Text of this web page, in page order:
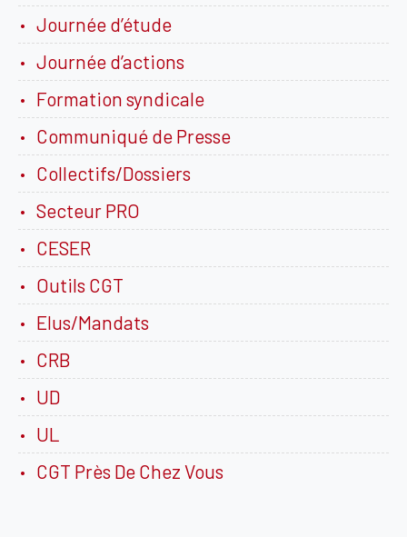
Journée d’étude
Journée d’actions
Formation syndicale
Communiqué de Presse
Collectifs/Dossiers
Secteur PRO
CESER
Outils CGT
Elus/Mandats
CRB
UD
UL
CGT Près De Chez Vous